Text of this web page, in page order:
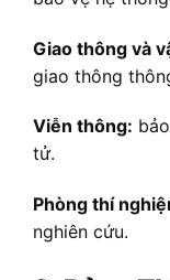
Giao thông và
giao thông
Viễn thông:
tử.
Phòng thí
nghiên cứu.